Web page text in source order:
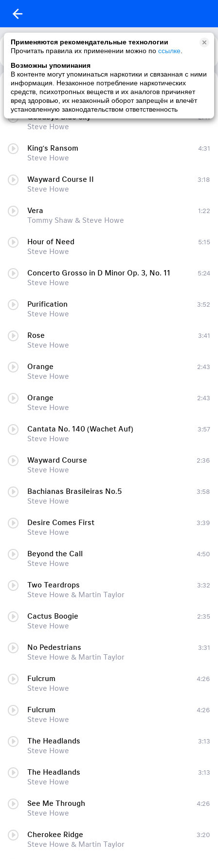
Применяются рекомендательные технологии
Прочитать правила их применении можно по ссылке
Возможны упоминания
В контенте могут упоминаться наркотики и связанная с ними
информация. Незаконное потребление наркотических
средств, психотропных веществ и их аналогов причиняет
вред здоровью, их незаконный оборот запрещён и влечёт
установленную законодательством ответственность
Каталог Рекомендации
Bachianas Brasileiras No. 5 (Aria)
Steve Howe
Goodbye Blue Sky
Steve Howe
2:41
King’s Ransom
Steve Howe
4:31
Wayward Course II
Steve Howe
3:18
Vera
Tommy Shaw & Steve Howe
1:22
Hour of Need
Steve Howe
5:15
Concerto Grosso in D Minor Op. 3, No. 11
Steve Howe
5:24
Purification
Steve Howe
3:52
Rose
Steve Howe
3:41
Orange
Steve Howe
2:43
Orange
Steve Howe
2:43
Cantata No. 140 (Wachet Auf)
Steve Howe
3:57
Wayward Course
Steve Howe
2:36
Bachianas Brasileiras No.5
Steve Howe
3:58
Desire Comes First
Steve Howe
3:39
Beyond the Call
Steve Howe
4:50
Two Teardrops
Steve Howe & Martin Taylor
3:32
Cactus Boogie
Steve Howe
2:35
No Pedestrians
Steve Howe & Martin Taylor
3:31
Fulcrum
Steve Howe
4:26
Fulcrum
Steve Howe
4:26
The Headlands
Steve Howe
3:13
The Headlands
Steve Howe
3:13
See Me Through
Steve Howe
4:26
Cherokee Ridge
Steve Howe & Martin Taylor
3:20